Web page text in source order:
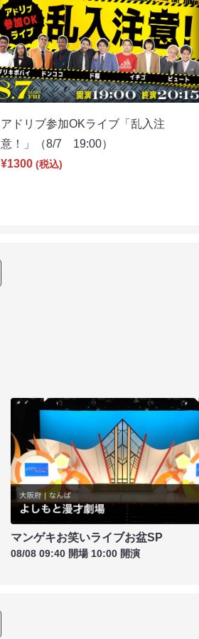
アドリブ参加OKライブ「乱入注
意！」（8/7 19:00）
¥1300 (税込)
マンゲキお笑いライブお盆SP
08/08 09:40 開場 10:00 開演